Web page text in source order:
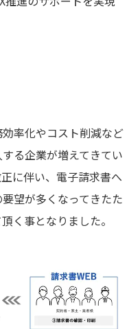
率化やコスト削減など
る企業が増えてきてい
に伴い、電子請求書へ
望が多くなってきたた
く事となりました。